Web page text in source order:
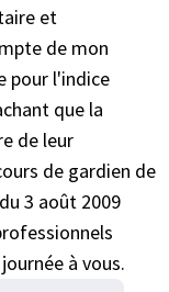
et
de mon
pour l'indice
que la
de leur
de gardien de
3 août 2009
à vous.